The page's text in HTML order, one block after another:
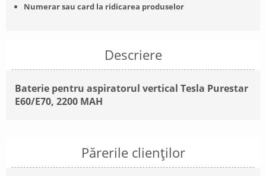
Numerar sau card la ridicarea produselor
Descriere
Baterie pentru aspiratorul vertical Tesla Purestar
E60/E70, 2200 MAH
Părerile clienților